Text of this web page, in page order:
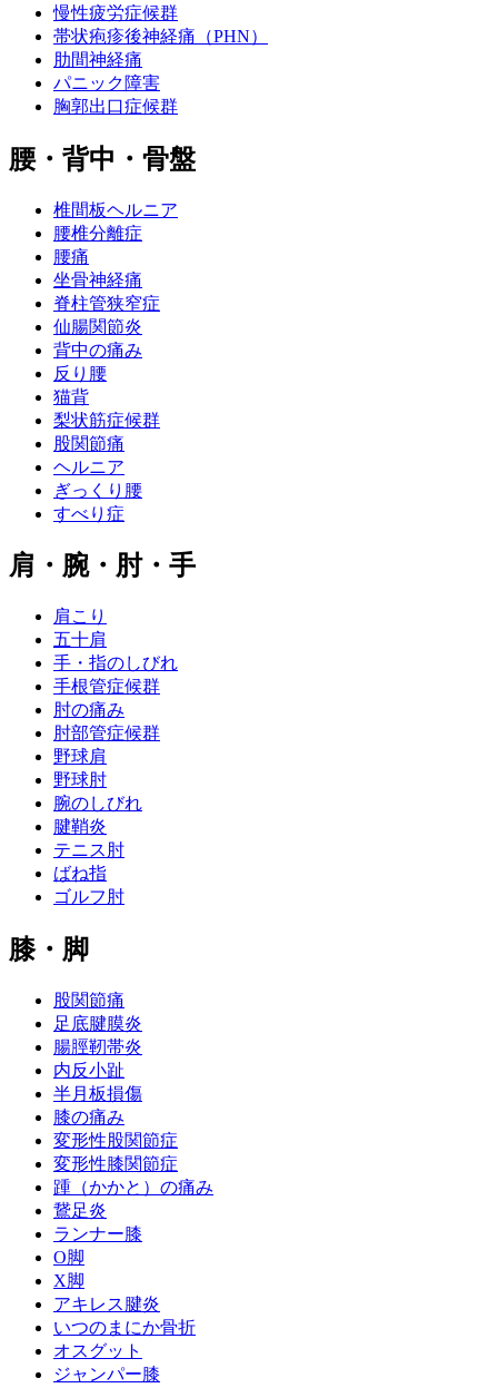
慢性疲労症候群
帯状疱疹後神経痛（PHN）
肋間神経痛
パニック障害
胸郭出口症候群
腰・背中・骨盤
椎間板ヘルニア
腰椎分離症
腰痛
坐骨神経痛
脊柱管狭窄症
仙腸関節炎
背中の痛み
反り腰
猫背
梨状筋症候群
股関節痛
ヘルニア
ぎっくり腰
すべり症
肩・腕・肘・手
肩こり
五十肩
手・指のしびれ
手根管症候群
肘の痛み
肘部管症候群
野球肩
野球肘
腕のしびれ
腱鞘炎
テニス肘
ばね指
ゴルフ肘
膝・脚
股関節痛
足底腱膜炎
腸脛靭帯炎
内反小趾
半月板損傷
膝の痛み
変形性股関節症
変形性膝関節症
踵（かかと）の痛み
鵞足炎
ランナー膝
O脚
X脚
アキレス腱炎
いつのまにか骨折
オスグット
ジャンパー膝